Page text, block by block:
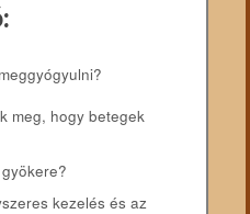
meg, hogy betegek
kezelés és az